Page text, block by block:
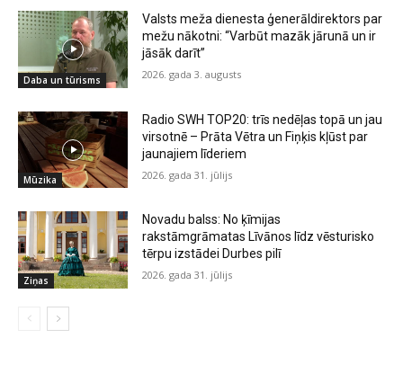
Daba un tūrisms
Valsts meža dienesta ģenerāldirektors par
mežu nākotni: “Varbūt mazāk jārunā un ir
jāsāk darīt”
2026. gada 3. augusts
Mūzika
Radio SWH TOP20: trīs nedēļas topā un jau
virsotnē – Prāta Vētra un Fiņķis kļūst par
jaunajiem līderiem
2026. gada 31. jūlijs
Ziņas
Novadu balss: No ķīmijas
rakstāmgrāmatas Līvānos līdz vēsturisko
tērpu izstādei Durbes pilī
2026. gada 31. jūlijs